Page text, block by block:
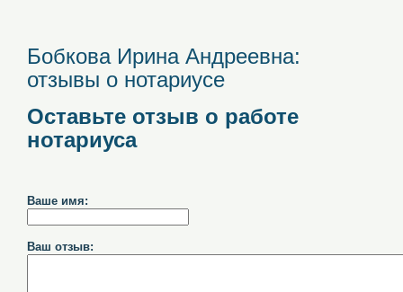
Бобкова Ирина Андреевна:
отзывы о нотариусе
Оставьте отзыв о работе
нотариуса
Ваше имя:
Ваш отзыв: